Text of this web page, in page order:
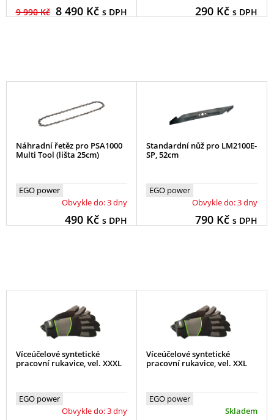
9 990 Kč 8 490Kč s DPH 290Kč s DPH
Náhradní řetěz pro PSA1000
Multi Tool (lišta 25cm)
EGO power
Obvykle do: 3 dny
490Kč s DPH
Standardní nůž pro LM2100E-
SP, 52cm
EGO power
Obvykle do: 3 dny
790Kč s DPH
Víceúčelové syntetické
pracovní rukavice, vel. XXXL
EGO power
Obvykle do: 3 dny
Víceúčelové syntetické
pracovní rukavice, vel. XXL
EGO power
Skladem